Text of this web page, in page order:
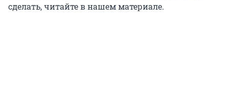
сделать, читайте в нашем материале.